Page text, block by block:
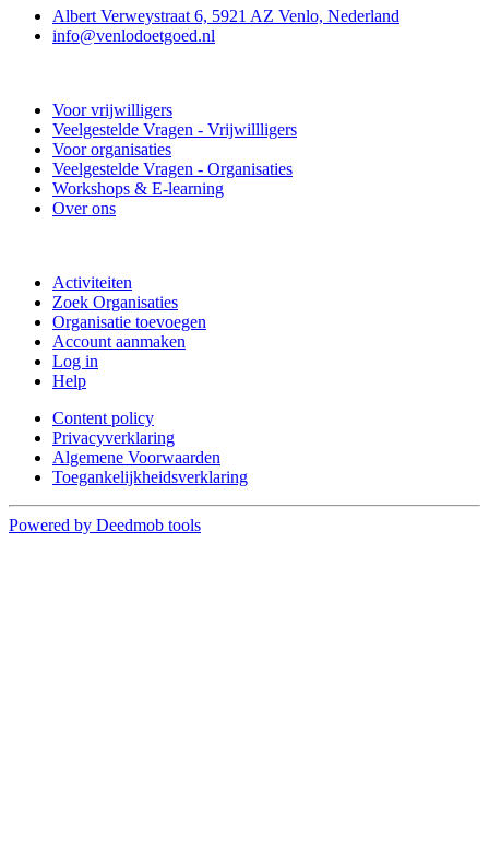
Albert Verweystraat 6, 5921 AZ Venlo, Nederland
info@venlodoetgoed.nl
Voor vrijwilligers
Veelgestelde Vragen - Vrijwillligers
Voor organisaties
Veelgestelde Vragen - Organisaties
Workshops & E-learning
Over ons
Activiteiten
Zoek Organisaties
Organisatie toevoegen
Account aanmaken
Log in
Help
Content policy
Privacyverklaring
Algemene Voorwaarden
Toegankelijkheidsverklaring
Powered by Deedmob tools